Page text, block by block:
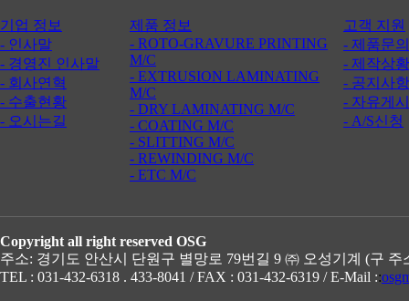
기업 정보
- 인사말
- 경영진 인사말
- 회사연혁
- 수출현황
- 오시는길
제품 정보
- ROTO-GRAVURE PRINTING
M/C
- EXTRUSION LAMINATING
M/C
- DRY LAMINATING M/C
- COATING M/C
- SLITTING M/C
- REWINDING M/C
- ETC M/C
고객 지원
- 제품문의
- 제작상황
- 공지사항
- 자유게
- A/S신청
Copyright all right reserved OSG
주소: 경기도 안산시 단원구 별망로 79번길 9 ㈜ 오성기계 (구
TEL : 031-432-6318 . 433-8041 / FAX : 031-432-6319 / E-Mail ::